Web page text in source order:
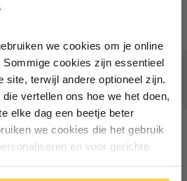
we cookies om je online
cookies zijn essentieel
site, terwijl andere optioneel zijn.
vertellen ons hoe we het doen,
elke dag een beetje beter
we cookies die het gebruik
en voor gerichte
en
Zakelijk
Inschrijven